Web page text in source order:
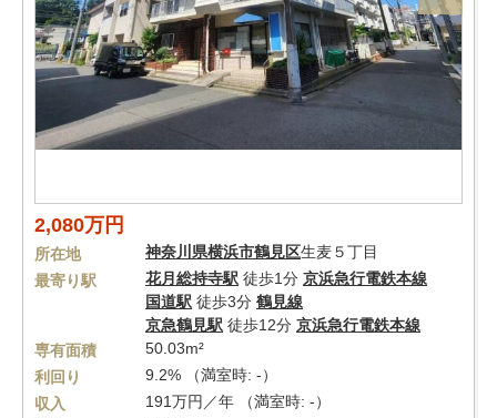
2,080万円
所在地 神奈川県横浜市鶴見区生麦５丁目
最寄り駅
花月総持寺駅 徒歩1分 京浜急行電鉄本線
国道駅 徒歩3分 鶴見線
京急鶴見駅 徒歩12分 京浜急行電鉄本線
専有面積
50.03m²
利回り
9.2% （満室時: -）
収入
191万円／年 （満室時: -）